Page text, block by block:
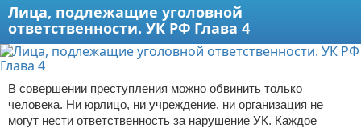
Лица, подлежащие уголовной
ответственности. УК РФ Глава 4
В совершении преступления можно обвинить только
человека. Ни юрлицо, ни учреждение, ни организация не
могут нести ответственность за нарушение УК. Каждое